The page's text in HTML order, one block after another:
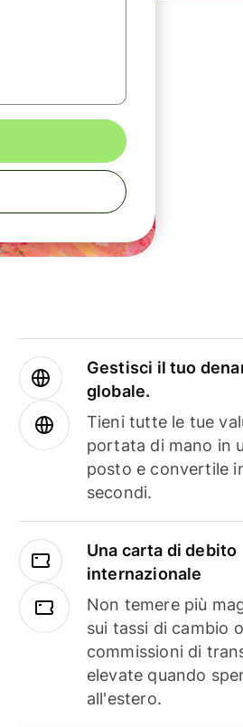
Gestisci il tuo
globale.
Tieni tutte le tue
portata di mano in
posto e convertile
secondi.
Una carta di debito
internazionale
Non temere più
sui tassi di cambio o
commissioni di
elevate quando
all'estero.